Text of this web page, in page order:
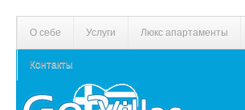
О себе Услуги Люкс апартаменты
Контакты